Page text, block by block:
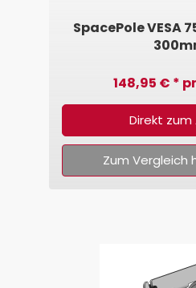
SpacePole VESA
148,95 € *
Direkt zum
Zum Vergleich